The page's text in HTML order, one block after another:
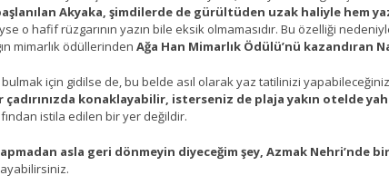
Akyaka, şimdilerde de gürültüden uzak haliyle hem
o hafif rüzgarının yazın bile eksik olmamasıdır. Bu özelliği
mimarlık ödüllerinden Ağa Han Mimarlık Ödülü’nü kazandıran
bulmak için gidilse de, bu belde asıl olarak yaz tatilinizi
konaklayabilir, isterseniz de plaja yakın otelde
istila edilen bir yer değildir.
asla geri dönmeyin diyeceğim şey, Azmak Nehri’nde